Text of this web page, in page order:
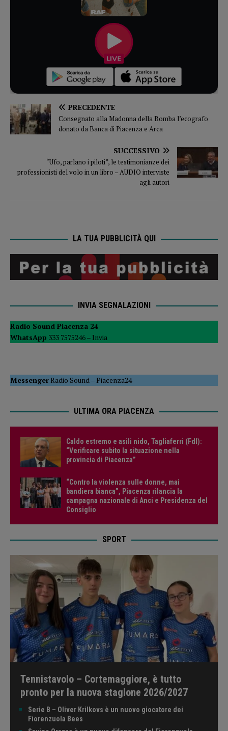
PRECEDENTE
Consegnato alla Madonna della Bomba l’ecografo
donato da Banca di Piacenza e Arca
SUCCESSIVO
“Ufo, parlano i piloti”, le testimonianze dei
professionisti del volo in un libro – AUDIO interviste
agli autori
LA TUA PUBBLICITÀ QUI
INVIA SEGNALAZIONI
Radio Sound Piacenza 24
WhatsApp 333 7575246 – Invia
MessengerRadio Sound –Piacenza24
ULTIMA ORA PIACENZA
Caldo estremo e asili nido, Tagliaferri (FdI):
“Verificare subito la situazione nella
provincia di Piacenza”
“Contro la violenza sulle donne, mai
bandiera bianca”, Piacenza rilancia la
campagna nazionale di Anci e Presidenza del
Consiglio
SPORT
Tennistavolo – Cortemaggiore, è tutto
pronto per la nuova stagione 2026/2027
Serie B – Oliver Krilkovs è un nuovo giocatore dei
Fiorenzuola Bees